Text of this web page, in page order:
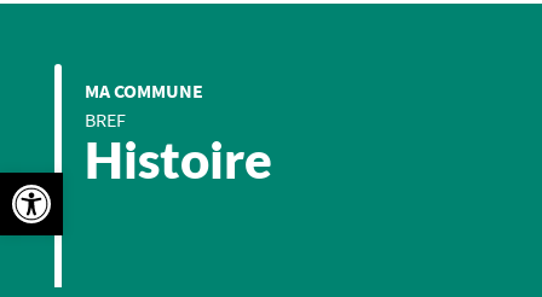
MA COMMUNE
BREF
Histoire
Ouvrir la barre d’outils